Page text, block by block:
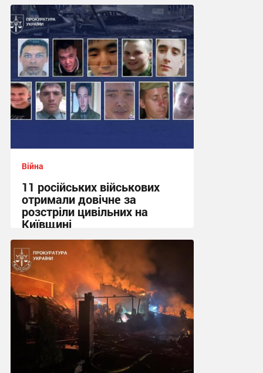
Війна
11 російських військових
отримали довічне за
розстріли цивільних на
Київщині
23:09 вчора